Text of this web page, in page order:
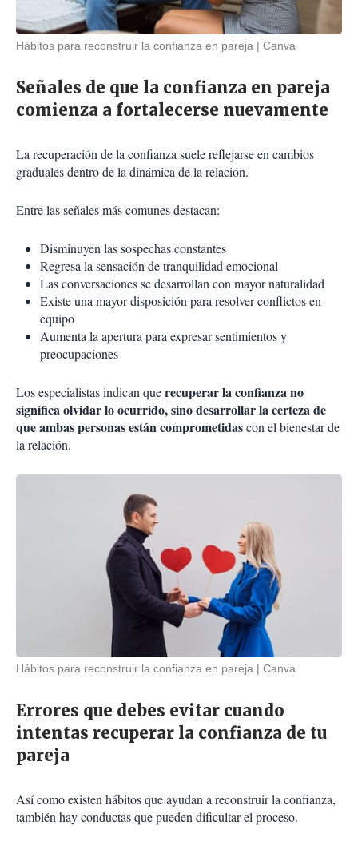
Hábitos para reconstruir la confianza en pareja Canva
Señales de que la confianza en pareja
comienza a fortalecerse nuevamente
La recuperación de la confianza suele reflejarse en cambios
graduales dentro de la dinámica de la relación.
Entre las señales más comunes destacan:
Disminuyen las sospechas constantes
Regresa la sensación de tranquilidad emocional
Las conversaciones se desarrollan con mayor naturalidad
Existe una mayor disposición para resolver conflictos en
equipo
Aumenta la apertura para expresar sentimientos y
preocupaciones
Los especialistas indican querecuperar la confianza no
significa olvidar lo ocurrido, sino desarrollar la certeza de
que ambas personas están comprometidascon el bienestar de
la relación.
Hábitos para reconstruir la confianza en pareja Canva
Errores que debes evitar cuando
intentas recuperar la confianza de tu
pareja
Así como existen hábitos que ayudan a reconstruir la confianza,
también hay conductas que pueden dificultar el proceso.